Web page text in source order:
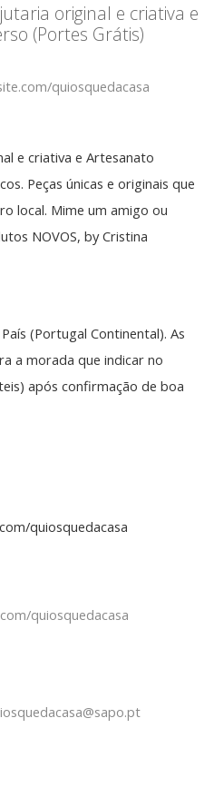
original e criativa e
(Portes Grátis)
quiosquedacasa
e criativa e Artesanato
Peças únicas e originais que
local. Mime um amigo ou
NOVOS, by Cristina
(Portugal Continental). As
a morada que indicar no
após confirmação de boa
quiosquedacasa
quiosquedacasa